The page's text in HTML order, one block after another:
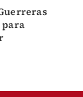
para